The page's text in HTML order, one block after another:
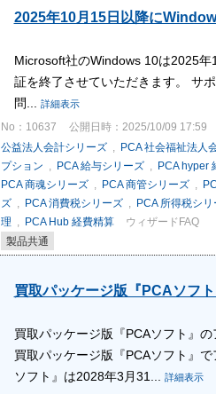
2025年10月15日以降に
Microsoft社のWindows 10は2025
証を終了させていただきます。 サ
問...
詳細表示
No：10637 公開日時：2025/10/09 17:59
公益法人会計シリーズ, PCA 社会福祉法人
プション , PCA 給与シリーズ, PCA hyper
PCA 商魂シリーズ, PCA 商管シリーズ,
ズ, PCA 消費税シリーズ, PCA 所得税シリ
理 , PCA Hub 経費精算
ウィザードFAQ
製品共通
買取パッケージ版『PCAソフ
買取パッケージ版『PCAソフト』
買取パッケージ版『PCAソフト』
ソフト』は2028年3月31...
詳細表示